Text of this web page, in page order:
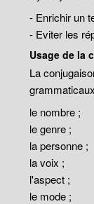
- Enrichir un
- Eviter les
Usage de la
La
le nombre ;
le genre ;
la personne ;
la voix ;
l'aspect ;
le mode ;